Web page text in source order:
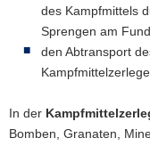
des Kampfmittels
Sprengen am
den Abtransport
In der
Bomben, Granaten,